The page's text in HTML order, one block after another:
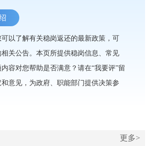
以了解有关稳岗返还的最新政策，可
关公告。本页所提供稳岗信息、常见
容对您帮助是否满意？请在“我要评”留
意见，为政府、职能部门提供决策参
更多>